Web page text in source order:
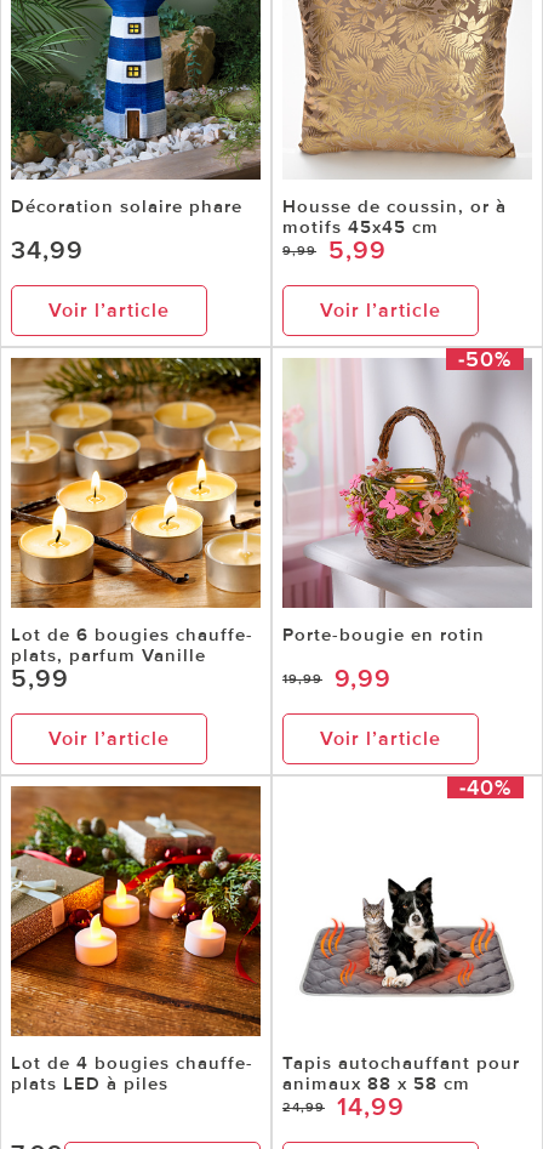
Décoration solaire phare
34,99
Voir l’article
Housse de coussin, or à
motifs 45x45 cm
9,99 5,99
Voir l’article
Lot de 6 bougies chauffe-
plats, parfum Vanille
5,99
Voir l’article
-50%
Porte-bougie en rotin
19,99 9,99
Voir l’article
Lot de 4 bougies chauffe-
plats LED à piles
-40%
Tapis autochauffant pour
animaux 88 x 58 cm
24,99 14,99